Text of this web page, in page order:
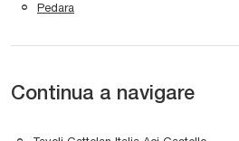
Pedara
Continua a navigare